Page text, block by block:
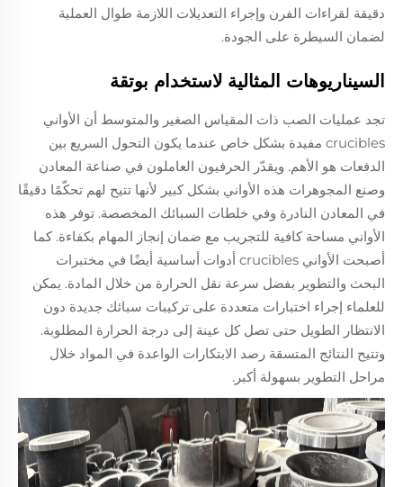
دقيقة لقراءات الفرن وإجراء التعديلات اللازمة طوال العملية
لضمان السيطرة على الجودة.
السيناريوهات المثالية لاستخدام بوتقة
تجد عمليات الصب ذات المقياس الصغير والمتوسط أن الأواني
crucibles مفيدة بشكل خاص عندما يكون التحول السريع بين
الدفعات هو الأهم. ويقدّر الحرفيون العاملون في صناعة المعادن
وصنع المجوهرات هذه الأواني بشكل كبير لأنها تتيح لهم تحكّمًا دقيقًا
في المعادن النادرة وفي خلطات السبائك المخصصة. توفر هذه
الأواني مساحة كافية للتجريب مع ضمان إنجاز المهام بكفاءة. كما
أصبحت الأواني crucibles أدوات أساسية أيضًا في مختبرات
البحث والتطوير بفضل سرعة نقل الحرارة من خلال المادة. يمكن
للعلماء إجراء اختبارات متعددة على تركيبات سبائك جديدة دون
الانتظار الطويل حتى تصل كل عينة إلى درجة الحرارة المطلوبة.
وتتيح النتائج المتسقة رصد الابتكارات الواعدة في المواد خلال
مراحل التطوير بسهولة أكبر.